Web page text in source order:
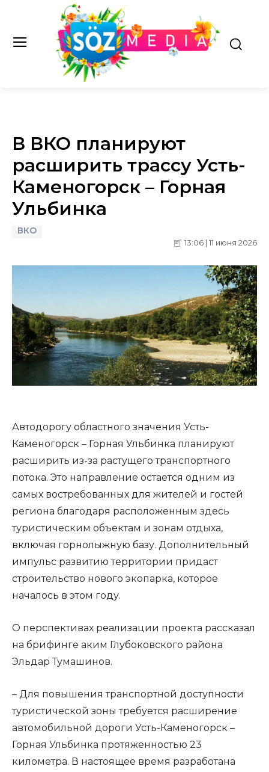
В ВКО планируют
расширить трассу Усть-
Каменогорск – Горная
Ульбинка
ВКО
13:06 | 11 июня 2026
Автодорогу областного значения Усть-
Каменогорск – Горная Ульбинка планируют
расширить из-за растущего транспортного
потока. Это направление остается одним из
самых востребованных для жителей и гостей
региона благодаря расположенным здесь
туристическим объектам и зонам отдыха,
включая горнолыжную базу. Дополнительный
импульс развитию территории придаст
строительство нового экопарка, которое
началось в этом году.
О перспективах реализации проекта рассказал
на брифинге аким Глубоковского района
Эльдар Тумашинов.
– Для повышения транспортной доступности
туристической зоны требуется расширение
автомобильной дороги Усть-Каменогорск –
Горная Ульбинка протяженностью 23
километра. В настоящее время разработана